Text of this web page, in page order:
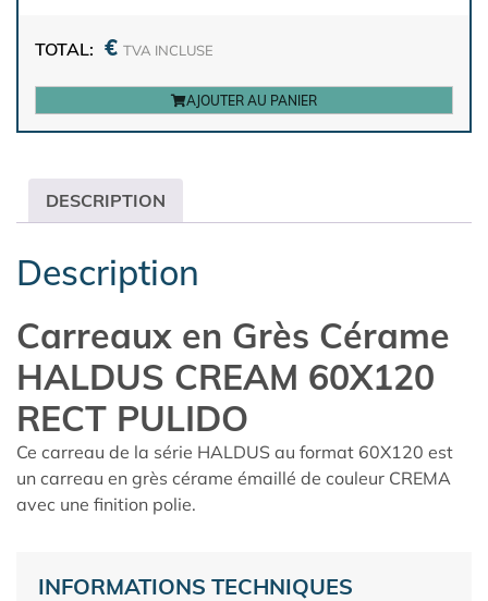
TOTAL: € TVA INCLUSE
AJOUTER AU PANIER
DESCRIPTION
Description
Carreaux en Grès Cérame
HALDUS CREAM 60X120
RECT PULIDO
Ce carreau de la série HALDUS au format 60X120 est
un carreau en grès cérame émaillé de couleur CREMA
avec une finition polie.
INFORMATIONS TECHNIQUES